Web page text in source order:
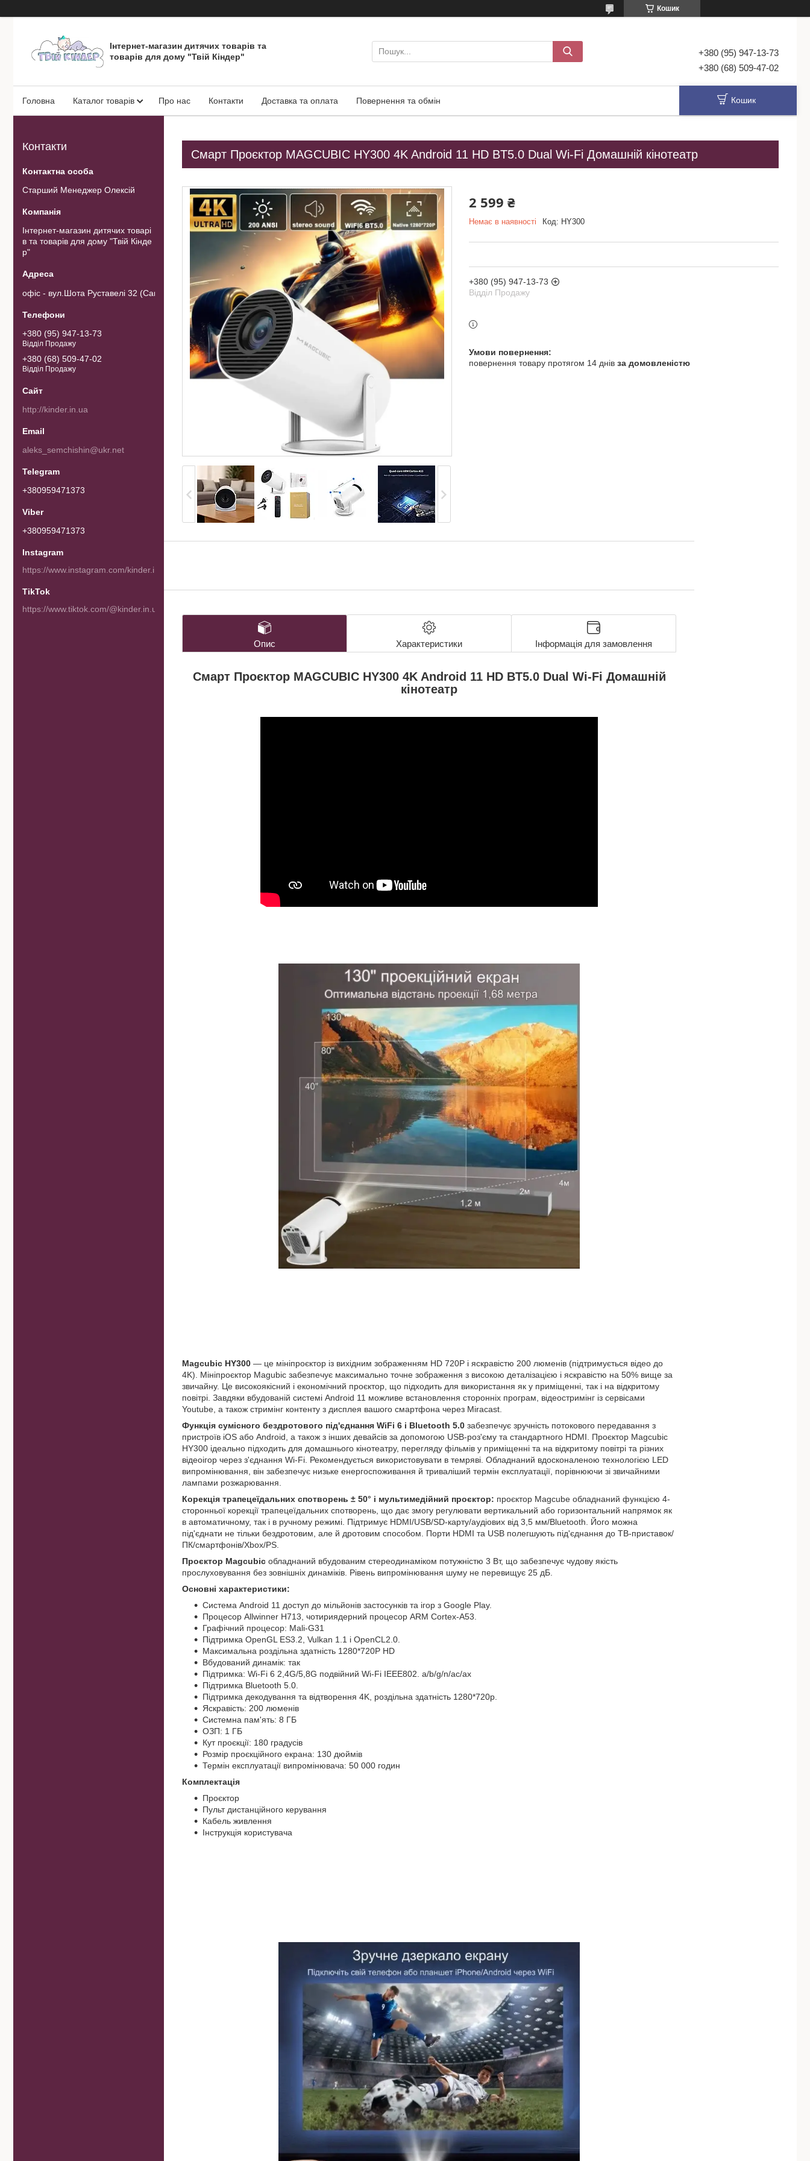
Кошик
Інтернет-магазин дитячих товарів та
товарів для дому "Твій Кіндер"
+380 (95) 947-13-73
+380 (68) 509-47-02
Головна Каталог товарів Про нас Контакти Доставка та оплата Повернення та обмін Кошик
Смарт Проєктор MAGCUBIC HY300 4K Android 11 HD BT5.0 Dual Wi-Fi Домашній кінотеатр
2 599 ₴
Немає в наявності Код: HY300
+380 (95) 947-13-73
Відділ Продажу
повернення товару протягом 14 днів за домовленістю
Опис Характеристики Інформація для замовлення
Смарт Проєктор MAGCUBIC HY300 4K Android 11 HD BT5.0 Dual Wi-Fi Домашній
кінотеатр
Magcubic HY300 — це мініпроєктор із вихідним зображенням HD 720P і яскравістю 200 люменів (підтримується відео до
4K). Мініпроєктор Magubic забезпечує максимально точне зображення з високою деталізацією і яскравістю на 50% вище за
звичайну. Це високоякісний і економічний проєктор, що підходить для використання як у приміщенні, так і на відкритому
повітрі. Завдяки вбудованій системі Android 11 можливе встановлення сторонніх програм, відеостримінг із сервісами
Youtube, а також стримінг контенту з дисплея вашого смартфона через Miracast.
Функція сумісного бездротового під'єднання WiFi 6 і Bluetooth 5.0 забезпечує зручність потокового передавання з
пристроїв iOS або Android, а також з інших девайсів за допомогою USB-роз'єму та стандартного HDMI. Проєктор Magcubic
HY300 ідеально підходить для домашнього кінотеатру, перегляду фільмів у приміщенні та на відкритому повітрі та різних
відеоігор через з'єднання Wi-Fi. Рекомендується використовувати в темряві. Обладнаний вдосконаленою технологією LED
випромінювання, він забезпечує низьке енергоспоживання й триваліший термін експлуатації, порівнюючи зі звичайними
лампами розжарювання.
Корекція трапецеїдальних спотворень ± 50° і мультимедійний проєктор: проєктор Magcube обладнаний функцією 4-
сторонньої корекції трапецеїдальних спотворень, що дає змогу регулювати вертикальний або горизонтальний напрямок як
в автоматичному, так і в ручному режимі. Підтримує HDMI/USB/SD-карту/аудіових від 3,5 мм/Bluetooth. Його можна
під'єднати не тільки бездротовим, але й дротовим способом. Порти HDMI та USB полегшують під'єднання до ТВ-приставок/
ПК/смартфонів/Xbox/PS.
Проєктор Magcubic обладнаний вбудованим стереодинаміком потужністю 3 Вт, що забезпечує чудову якість
прослуховування без зовнішніх динаміків. Рівень випромінювання шуму не перевищує 25 дБ.
Основні характеристики:
Система Android 11 доступ до мільйонів застосунків та ігор з Google Play.
Процесор Allwinner H713, чотириядерний процесор ARM Cortex-A53.
Графічний процесор: Mali-G31
Підтримка OpenGL ES3.2, Vulkan 1.1 і OpenCL2.0.
Максимальна роздільна здатність 1280*720P HD
Вбудований динамік: так
Підтримка: Wi-Fi 6 2,4G/5,8G подвійний Wi-Fi IEEE802. a/b/g/n/ac/ax
Підтримка Bluetooth 5.0.
Підтримка декодування та відтворення 4K, роздільна здатність 1280*720p.
Яскравість: 200 люменів
Системна пам'ять: 8 ГБ
ОЗП: 1 ГБ
Кут проєкції: 180 градусів
Розмір проєкційного екрана: 130 дюймів
Термін експлуатації випромінювача: 50 000 годин
Комплектація
Проєктор
Пульт дистанційного керування
Кабель живлення
Інструкція користувача
Контакти
Старший Менеджер Олексій
Інтернет-магазин дитячих товарі
в та товарів для дому "Твій Кінде
р"
офіс - вул.Шота Руставелі 32 (Самовивозу товару немає). 01033 індекс, Київ, Україна
+380 (95) 947-13-73
Відділ Продажу
+380 (68) 509-47-02
Відділ Продажу
http://kinder.in.ua
aleks_semchishin@ukr.net
+380959471373
+380959471373
Instagram
https://www.instagram.com/kinder.in.ua/
TikTok
https://www.tiktok.com/@kinder.in.ua